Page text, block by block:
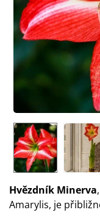
Hvězdník Minerva
Amarylis, je